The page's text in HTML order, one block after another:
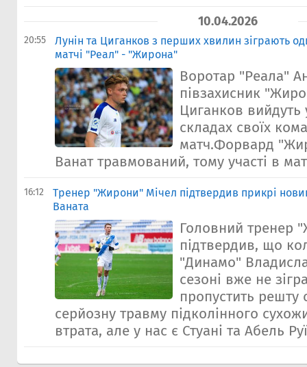
10.04.2026
20:55
Лунін та Циганков з перших хвилин зіграють
матчі "Реал" - "Жирона"
Воротар "Реала"
півзахисник
Циганков вийдуть
складах своїх
матч.Форвард
Ванат травмований, тому участі в
16:12
Тренер "Жирони" Мічел підтвердив прикрі
Ваната
Головний тренер
підтвердив, що
"Динамо"
сезоні вже не
пропустить решту
серйозну травму підколінного
втрата, але у нас є Стуані та Абель